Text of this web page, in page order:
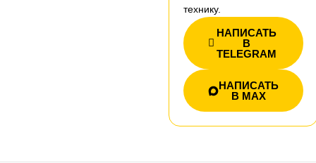
технику.
НАПИСАТЬ
В
TELEGRAM
НАПИСАТЬ
В MAX